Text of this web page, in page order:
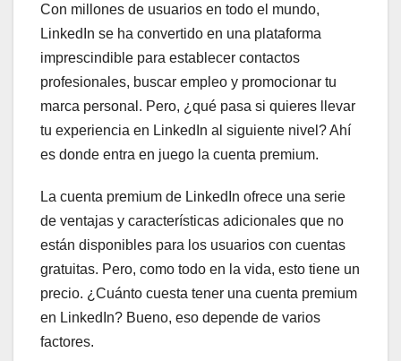
Con millones de usuarios en todo el mundo,
LinkedIn se ha convertido en una plataforma
imprescindible para establecer contactos
profesionales, buscar empleo y promocionar tu
marca personal. Pero, ¿qué pasa si quieres llevar
tu experiencia en LinkedIn al siguiente nivel? Ahí
es donde entra en juego la cuenta premium.
La cuenta premium de LinkedIn ofrece una serie
de ventajas y características adicionales que no
están disponibles para los usuarios con cuentas
gratuitas. Pero, como todo en la vida, esto tiene un
precio. ¿Cuánto cuesta tener una cuenta premium
en LinkedIn? Bueno, eso depende de varios
factores.